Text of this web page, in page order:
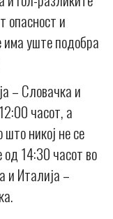
опасност и
има уште подобра
– Словачка и
часот, а
никој не се
од 14:30 часот во
и Италија –